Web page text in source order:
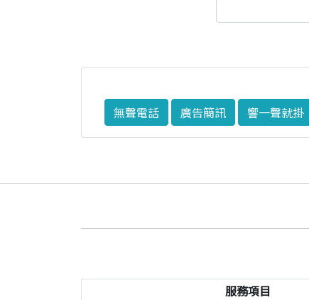
無聲電話
廣告簡訊 響一聲就掛
服務項目